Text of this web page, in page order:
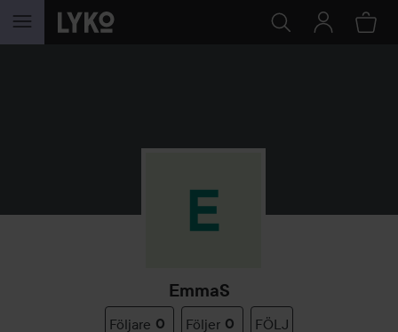
HOPPA TILL INNEHÅLLET
EmmaS
Följare 0 Följer 0 FÖLJ